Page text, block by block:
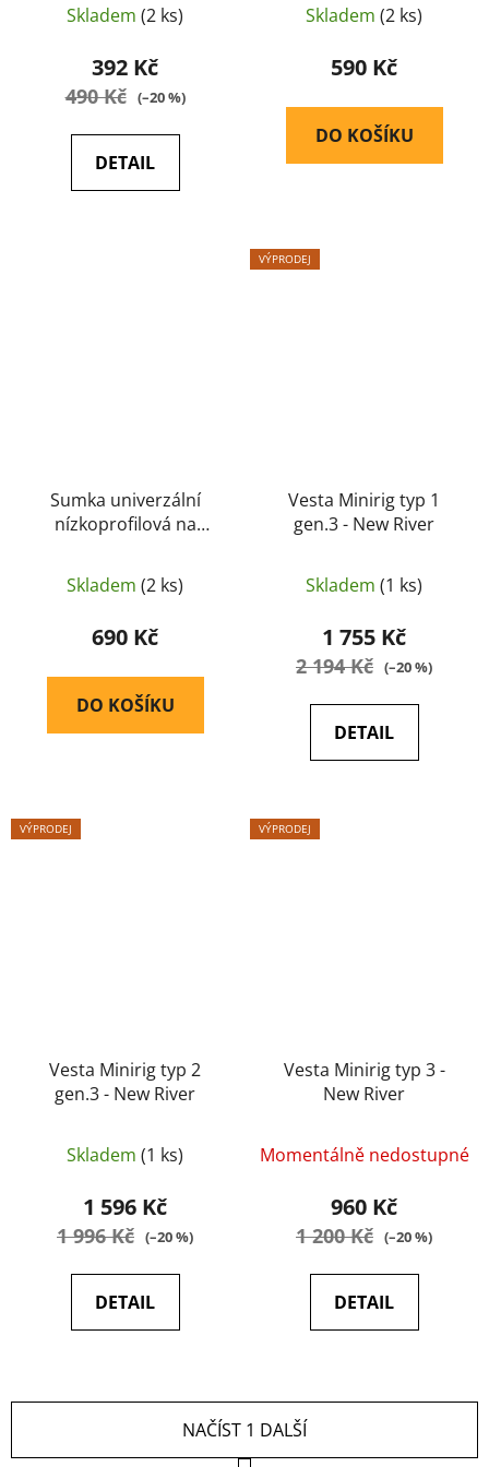
Skladem (2 ks)
392 Kč
490 Kč (–20 %)
DETAIL
Skladem (2 ks)
590 Kč
DO KOŠÍKU
Sumka univerzální
nízkoprofilová na
- New River
Skladem (2 ks)
690 Kč
DO KOŠÍKU
VÝPRODEJ
Vesta Minirig typ 1
gen.3 - New River
Skladem (1 ks)
1 755 Kč
2 194 Kč (–20 %)
DETAIL
VÝPRODEJ
Vesta Minirig typ 2
gen.3 - New River
Skladem (1 ks)
1 596 Kč
1 996 Kč (–20 %)
DETAIL
VÝPRODEJ
Vesta Minirig typ 3 -
New River
Momentálně nedostupné
960 Kč
1 200 Kč (–20 %)
DETAIL
NAČÍST 1 DALŠÍ